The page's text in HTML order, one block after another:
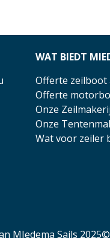
WAT BIEDT
Offerte zeilboot
Offerte
Onze Zeilmakerij
Onze
Wat voor zeiler
MIedema Sails